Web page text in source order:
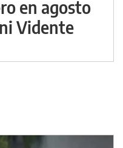
en agosto
Vidente